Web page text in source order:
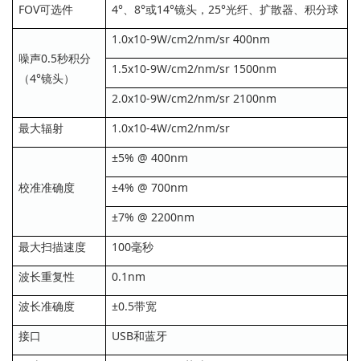
FOV可选件
4°、8°或14°镜头，25°光纤、扩散器、积分球
噪声0.5秒积分
（4°镜头）
1.0x10-9W/cm2/nm/sr 400nm
1.5x10-9W/cm2/nm/sr 1500nm
2.0x10-9W/cm2/nm/sr 2100nm
最大辐射
1.0x10-4W/cm2/nm/sr
校准准确度
±5% @ 400nm
±4% @ 700nm
±7% @ 2200nm
最大扫描速度
100毫秒
波长重复性
0.1nm
波长准确度
±0.5带宽
接口
USB和蓝牙